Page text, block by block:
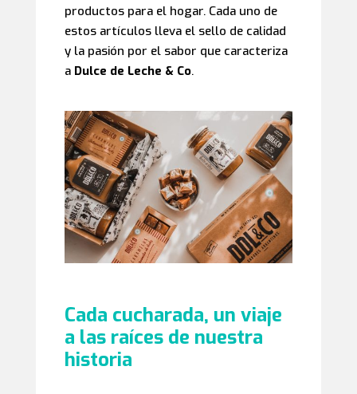
productos para el hogar. Cada uno de
estos artículos lleva el sello de calidad
y la pasión por el sabor que caracteriza
a Dulce de Leche & Co.
Cada cucharada, un viaje
a las raíces de nuestra
historia